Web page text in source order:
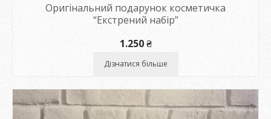
Оригінальний подарунок косметичка
“Екстрений набір”
1.250₴
Дізнатися більше